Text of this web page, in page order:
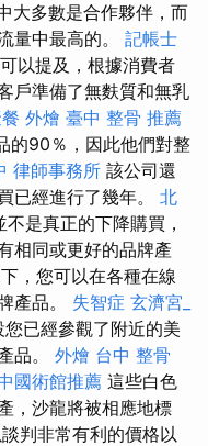
大多數是合作夥伴，而
量中最高的。 記帳士
以提及，根據消費者
戶準備了無麩質和無乳
外燴 臺中 整骨 推薦
的90％，因此他們對整
律師事務所 該公司還
已經進行了幾年。 北
是真正的下降購買，
相同或更好的品牌產
，您可以在各種在線
產品。 失智症 玄濟宮_
您已經參觀了附近的美
品。 外燴 台中 整骨
國術館推薦 這些白色
，沙龍將被相應地標
判非常有利的價格以